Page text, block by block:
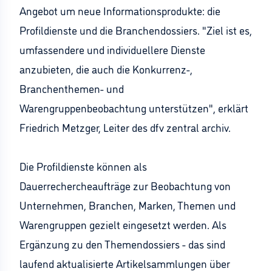
Angebot um neue Informationsprodukte: die
Profildienste und die Branchendossiers. "Ziel ist es,
umfassendere und individuellere Dienste
anzubieten, die auch die Konkurrenz-,
Branchenthemen- und
Warengruppenbeobachtung unterstützen", erklärt
Friedrich Metzger, Leiter des dfv zentral archiv.
Die Profildienste können als
Dauerrechercheaufträge zur Beobachtung von
Unternehmen, Branchen, Marken, Themen und
Warengruppen gezielt eingesetzt werden. Als
Ergänzung zu den Themendossiers - das sind
laufend aktualisierte Artikelsammlungen über